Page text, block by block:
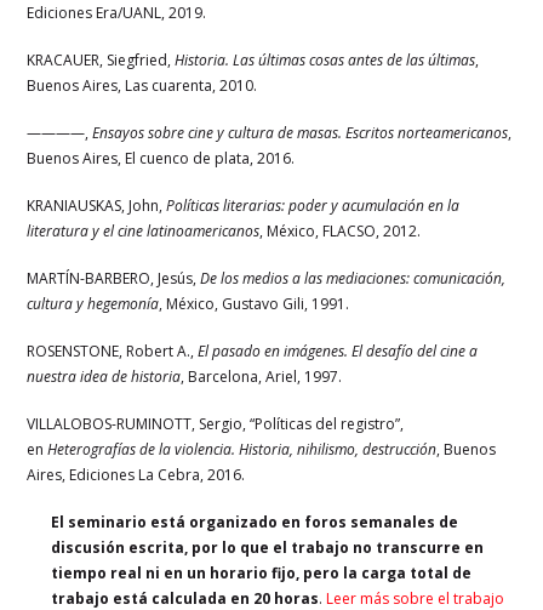
Ediciones Era/UANL, 2019.
KRACAUER, Siegfried,Historia. Las últimas cosas antes de las últimas,
Buenos Aires, Las cuarenta, 2010.
————,Ensayos sobre cine y cultura de masas. Escritos norteamericanos,
Buenos Aires, El cuenco de plata, 2016.
KRANIAUSKAS, John,Políticas literarias: poder y acumulación en la
literatura y el cine latinoamericanos, México, FLACSO, 2012.
MARTÍN-BARBERO, Jesús,De los medios a las mediaciones: comunicación,
cultura y hegemonía, México, Gustavo Gili, 1991.
ROSENSTONE, Robert A.,El pasado en imágenes. El desafío del cine a
nuestra idea de historia, Barcelona, Ariel, 1997.
VILLALOBOS-RUMINOTT, Sergio, “Políticas del registro”,
enHeterografías de la violencia.Historia, nihilismo, destrucción, Buenos
Aires, Ediciones La Cebra, 2016.
El seminario está organizado en foros semanales de
discusión escrita, por lo que el trabajo no transcurre en
tiempo real ni en un horario fijo, pero la carga total de
trabajo está calculada en 20 horas.Leer más sobre el trabajo